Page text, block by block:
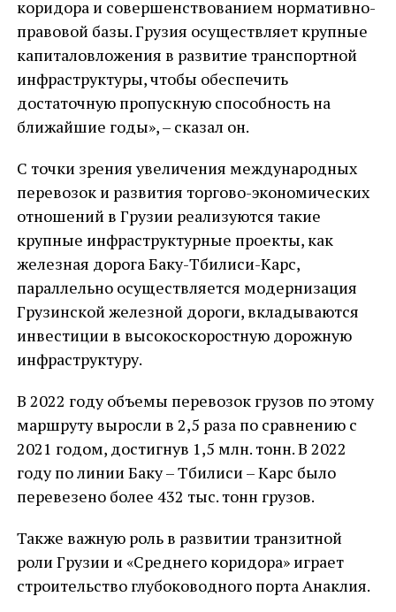
коридора и совершенствованием нормативно-
правовой базы. Грузия осуществляет крупные
капиталовложения в развитие транспортной
инфраструктуры, чтобы обеспечить
достаточную пропускную способность на
ближайшие годы», – сказал он.
С точки зрения увеличения международных
перевозок и развития торгово-экономических
отношений в Грузии реализуются такие
крупные инфраструктурные проекты, как
железная дорога Баку-Тбилиси-Карс,
параллельно осуществляется модернизация
Грузинской железной дороги, вкладываются
инвестиции в высокоскоростную дорожную
инфраструктуру.
В 2022 году объемы перевозок грузов по этому
маршруту выросли в 2,5 раза по сравнению с
2021 годом, достигнув 1,5 млн. тонн. В 2022
году по линии Баку – Тбилиси – Карс было
перевезено более 432 тыс. тонн грузов.
Также важную роль в развитии транзитной
роли Грузии и «Среднего коридора» играет
строительство глубоководного порта Анаклия.